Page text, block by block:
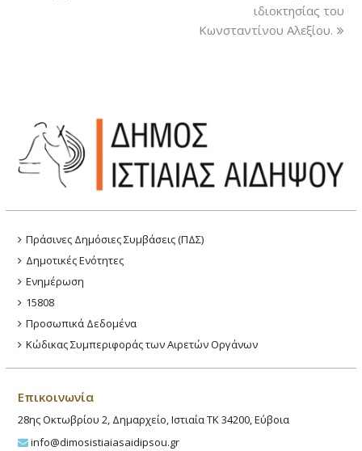
ιδιοκτησίας του
Κωνσταντίνου Αλεξίου.
Πράσινες Δημόσιες Συμβάσεις (ΠΔΣ)
Δημοτικές Ενότητες
Ενημέρωση
15808
Προσωπικά Δεδομένα
Κώδικας Συμπεριφοράς των Αιρετών Οργάνων
Επικοινωνία
28ης Οκτωβρίου 2, Δημαρχείο, Ιστιαία ΤΚ 34200, Εύβοια
info@dimosistiaiasaidipsou.gr